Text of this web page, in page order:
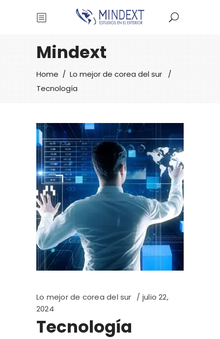
Mindext
Home / Lo mejor de corea del sur
/
Tecnología
Lo mejor de corea del sur
julio 22,
2024
Tecnología